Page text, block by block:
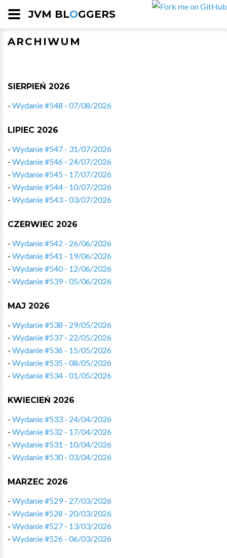
JVM BLOGGERS
ARCHIWUM
SIERPIEŃ 2026
- Wydanie #548 - 07/08/2026
LIPIEC 2026
- Wydanie #547 - 31/07/2026
- Wydanie #546 - 24/07/2026
- Wydanie #545 - 17/07/2026
- Wydanie #544 - 10/07/2026
- Wydanie #543 - 03/07/2026
CZERWIEC 2026
- Wydanie #542 - 26/06/2026
- Wydanie #541 - 19/06/2026
- Wydanie #540 - 12/06/2026
- Wydanie #539 - 05/06/2026
MAJ 2026
- Wydanie #538 - 29/05/2026
- Wydanie #537 - 22/05/2026
- Wydanie #536 - 15/05/2026
- Wydanie #535 - 08/05/2026
- Wydanie #534 - 01/05/2026
KWIECIEŃ 2026
- Wydanie #533 - 24/04/2026
- Wydanie #532 - 17/04/2026
- Wydanie #531 - 10/04/2026
- Wydanie #530 - 03/04/2026
MARZEC 2026
- Wydanie #529 - 27/03/2026
- Wydanie #528 - 20/03/2026
- Wydanie #527 - 13/03/2026
- Wydanie #526 - 06/03/2026